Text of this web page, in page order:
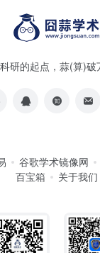
科研的起点，蒜(算)破
谷歌学术镜像网
百宝箱
关于我们